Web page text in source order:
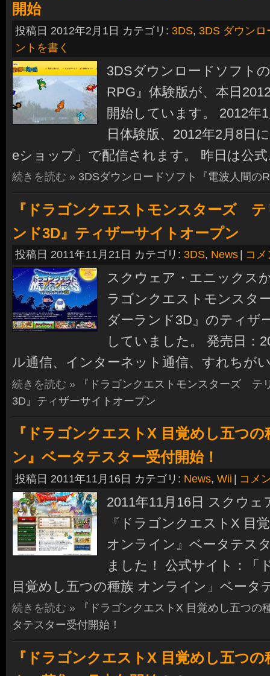
開始
投稿日 2012年2月1日 カテゴリ: 3DS, 3DS ダウンロ
ントを書く
3DSダウンロードソフト
RPG』体験版が、本日
開始しています。 2012年
日体験版、2012年2月8日
eショップ」で配信されます。 昨日は公
続きを読む » 3DSダウンロードソフト『電波人間の
『ドラゴンクエストモンスターズ
ンド3D』ティザーサイトオープン
投稿日 2011年11月21日 カテゴリ: 3DS, News コ
スクウェア・エニックス
ラゴンクエストモンスタ
ダーランド3D』のティザ
していました。 発売日：
ル通信、インターネット通信、すれちが
続きを読む »
『ドラゴンクエストモンスターズ テ
3D』ティザーサイトオープン
『ドラゴンクエストX 目覚めし五つ
ン』ベータテスター受付開始！
投稿日 2011年11月16日 カテゴリ: News, Wii | コメ
2011年11月16日 スクウ
『ドラゴンクエストX
オンライン』ベータテス
ました！ 公式サイト：「
目覚めし五つの種族 オンライン」ベー
続きを読む »
『ドラゴンクエストX 目覚めし五つ
タテスター受付開始！
『ドラゴンクエストX 目覚めし五つ